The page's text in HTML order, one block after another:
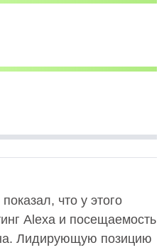
что у этого
Alexa и посещаемость
Лидирующую позицию